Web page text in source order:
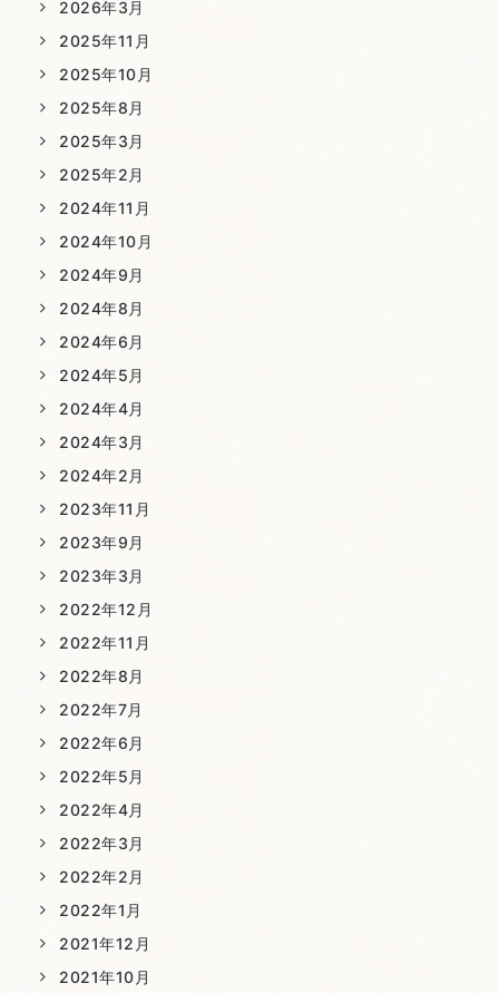
2026年3月
2025年11月
2025年10月
2025年8月
2025年3月
2025年2月
2024年11月
2024年10月
2024年9月
2024年8月
2024年6月
2024年5月
2024年4月
2024年3月
2024年2月
2023年11月
2023年9月
2023年3月
2022年12月
2022年11月
2022年8月
2022年7月
2022年6月
2022年5月
2022年4月
2022年3月
2022年2月
2022年1月
2021年12月
2021年10月